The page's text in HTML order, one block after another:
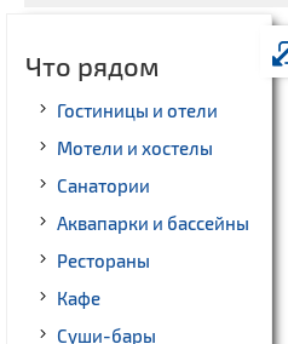
Что рядом
Гостиницы и отели
Мотели и хостелы
Санатории
Аквапарки и бассейны
Рестораны
Кафе
Суши-бары